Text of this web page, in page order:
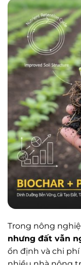
Trong nông
nhưng đất vẫn
ổn định và chi